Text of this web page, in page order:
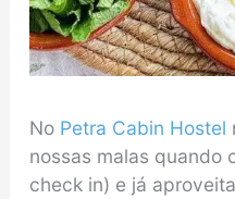
No Petra Cabin Hostel
nossas malas quando
check in) e já